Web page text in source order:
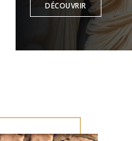
DÉCOUVRIR